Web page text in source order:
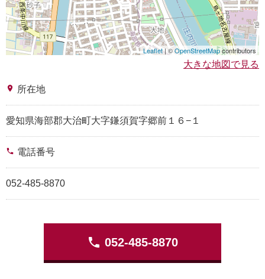
Leaflet| ©OpenStreetMapcontributors
大きな地図で見る
place 所在地
愛知県海部郡大治町大字鎌須賀字郷前１６−１
phone 電話番号
052-485-8870
phone 052-485-8870